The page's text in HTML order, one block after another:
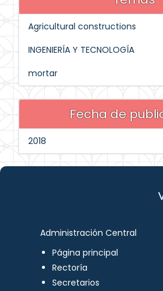
Agricultural constructions
INGENIERÍA Y TECNOLOGÍA
mortar
Fecha de
2018
Administración Central
Página principal
Rectoría
Secretarios